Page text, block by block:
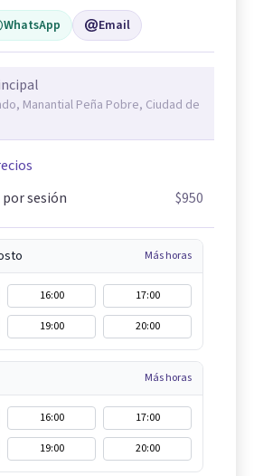
WhatsApp Email
Manantial Peña Pobre, Ciudad de
sesión
$950
Más horas
16:00
17:00
19:00 20:00
Más horas
16:00
17:00
19:00 20:00